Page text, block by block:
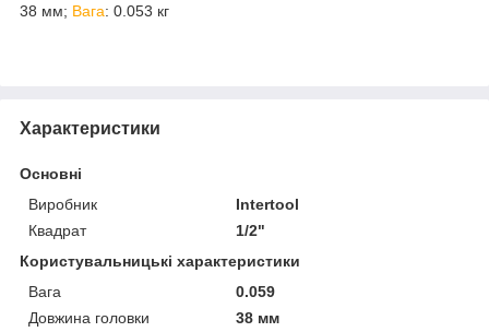
38 мм; Вага: 0.053 кг
Характеристики
Основні
Виробник
Intertool
Квадрат
1/2"
Користувальницькі характеристики
Вага
0.059
Довжина головки
38 мм